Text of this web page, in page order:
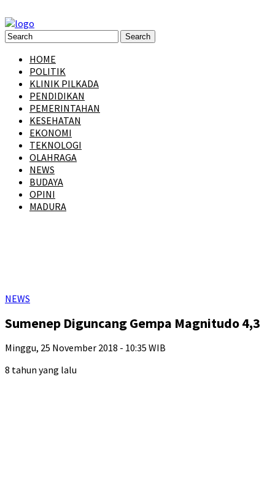
HOME
POLITIK
KLINIK PILKADA
PENDIDIKAN
PEMERINTAHAN
KESEHATAN
EKONOMI
TEKNOLOGI
OLAHRAGA
NEWS
BUDAYA
OPINI
MADURA
NEWS
Sumenep Diguncang Gempa Magnitudo 4,3
Minggu, 25 November 2018 - 10:35 WIB
8 tahun yang lalu